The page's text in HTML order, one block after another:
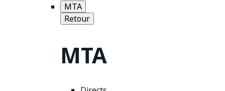
MTA
Retour
MTA